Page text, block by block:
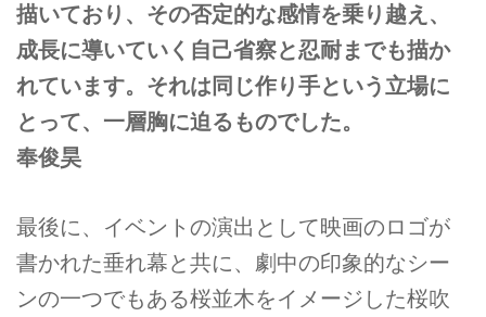
描いており、その否定的な感情を乗り越え、
成長に導いていく自己省察と忍耐までも描か
れています。それは同じ作り手という立場に
とって、一層胸に迫るものでした。
奉俊昊
最後に、イベントの演出として映画のロゴが
書かれた垂れ幕と共に、劇中の印象的なシー
ンの一つでもある桜並木をイメージした桜吹